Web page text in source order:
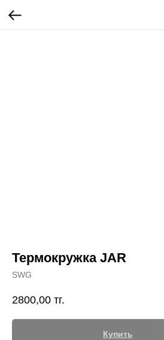
Термокружка JAR
SWG
2800,00 тг.
Купить